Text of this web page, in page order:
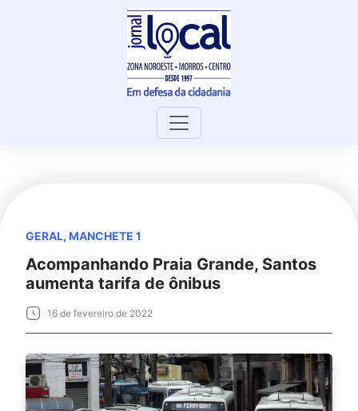
GERAL, MANCHETE 1
Acompanhando Praia Grande, Santos
aumenta tarifa de ônibus
16 de fevereiro de 2022